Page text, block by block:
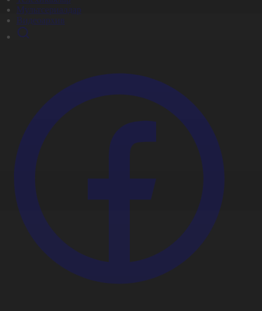
Мультсериалдар
Видеоархив